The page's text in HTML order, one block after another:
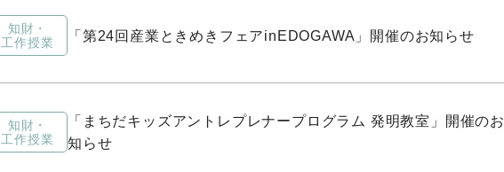
知財・
工作授業
「第24回産業ときめきフェアinEDOGAWA」開催のお知らせ
知財・
工作授業
「まちだキッズアントレプレナープログラム 発明教室」開催のお
知らせ